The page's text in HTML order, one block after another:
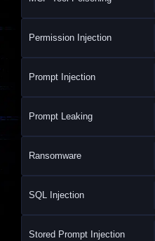
Permission Injection
Prompt Injection
Prompt Leaking
Ransomware
SQL Injection
Stored Prompt Injection